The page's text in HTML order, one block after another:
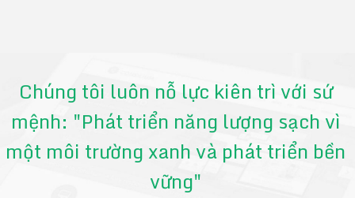
Chúng tôi luôn nỗ lực kiên trì với sứ
mệnh: "Phát triển năng lượng sạch vì
một môi trường xanh và phát triển bền
vững"